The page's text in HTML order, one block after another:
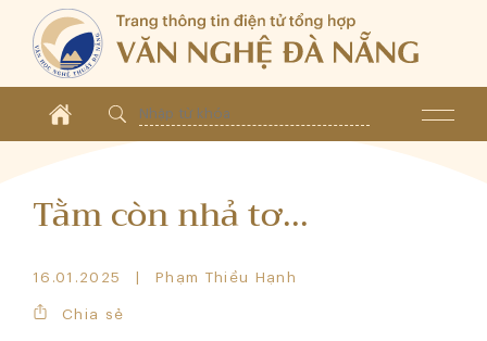
Tằm còn nhả tơ...
16.01.2025 Phạm Thiều Hạnh
Chia sẻ